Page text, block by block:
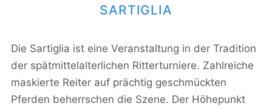
SARTIGLIA
Die Sartiglia ist eine Veranstaltung in der Tradition
der spätmittelalterlichen Ritterturniere. Zahlreiche
maskierte Reiter auf prächtig geschmückten
Pferden beherrschen die Szene. Der Höhepunkt